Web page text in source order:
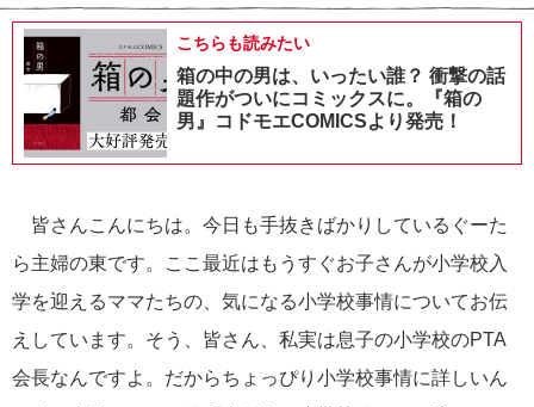
こちらも読みたい
箱の中の男は、いったい誰？ 衝撃の話
題作がついにコミックスに。『箱の
男』コドモエCOMICSより発売！
皆さんこんにちは。今日も手抜きばかりしているぐーた
ら主婦の東です。ここ最近はもうすぐお子さんが小学校入
学を迎えるママたちの、気になる小学校事情についてお伝
えしています。そう、皆さん、私実は息子の小学校のPTA
会長なんですよ。だからちょっぴり小学校事情に詳しいん